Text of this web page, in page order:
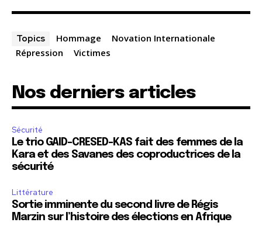
Topics Hommage
Novation Internationale
Répression
Victimes
Nos derniers articles
Sécurité
Le trio GAID-CRESED-KAS fait des femmes de la
Kara et des Savanes des coproductrices de la
sécurité
Littérature
Sortie imminente du second livre de Régis
Marzin sur l’histoire des élections en Afrique